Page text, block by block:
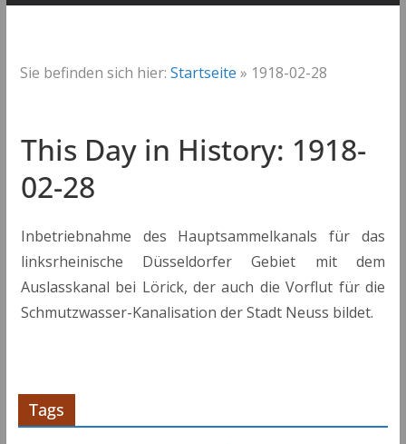
Sie befinden sich hier: Startseite » 1918-02-28
This Day in History: 1918-
02-28
Inbetriebnahme des Hauptsammelkanals für das
linksrheinische Düsseldorfer Gebiet mit dem
Auslasskanal bei Lörick, der auch die Vorflut für die
Schmutzwasser-Kanalisation der Stadt Neuss bildet.
Tags